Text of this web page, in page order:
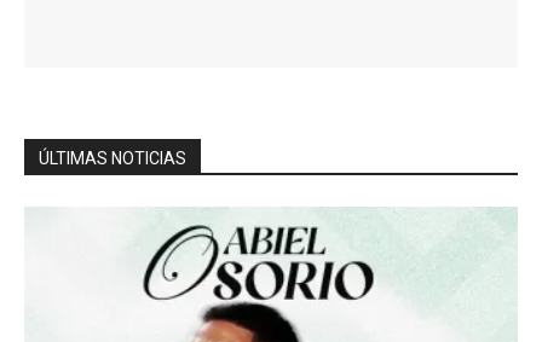
ÚLTIMAS NOTICIAS